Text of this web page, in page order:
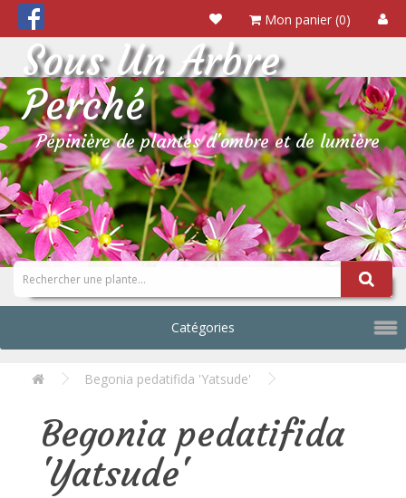
Mon panier (0)
Sous Un Arbre
Perché
Pépinière de plantes d'ombre et de lumière
Catégories
Begonia pedatifida 'Yatsude'
Begonia pedatifida
'Yatsude'